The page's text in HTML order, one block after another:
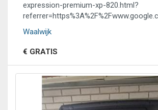
expression-premium-xp-820.html?
Waalwijk
€ GRATIS